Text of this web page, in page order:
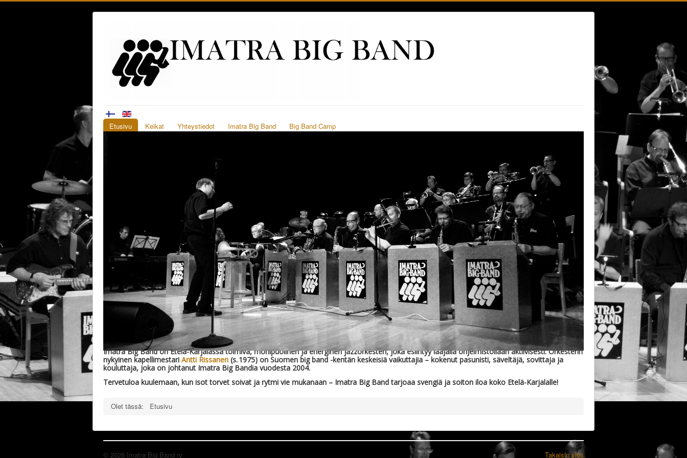
Etusivu Keikat Yhteystiedot Imatra Big Band Big Band Camp
Imatra Big Band – Svengiä Vuoksen varrelta
Imatra Big Band on Etelä-Karjalassa toimiva, monipuolinen ja energinen jazzorkesteri, joka esiintyy laajalla ohjelmistollaan aktiivisesti. Orkesterin
nykyinen kapellimestari Antti Rissanen (s. 1975) on Suomen big band -kentän keskeisiä vaikuttajia – kokenut pasunisti, säveltäjä, sovittaja ja
kouluttaja, joka on johtanut Imatra Big Bandia vuodesta 2004.
Tervetuloa kuulemaan, kun isot torvet soivat ja rytmi vie mukanaan – Imatra Big Band tarjoaa svengiä ja soiton iloa koko Etelä-Karjalalle!
Olet tässä: Etusivu
Takaisin ylös
© 2026 Imatra Big Band ry